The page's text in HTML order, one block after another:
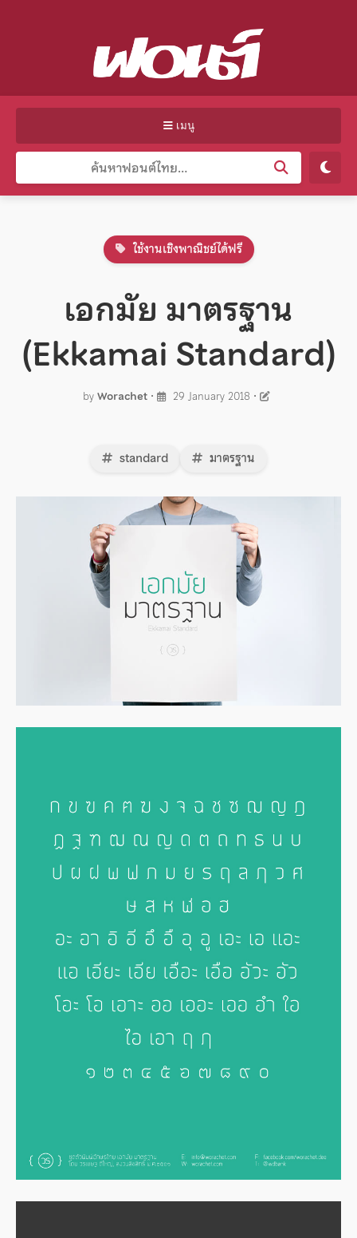
เมนู
ใช้งานเชิงพาณิชย์ได้ฟรี
เอกมัย มาตรฐาน
(Ekkamai Standard)
byWorachet • 29 January 2018 •
standard มาตรฐาน